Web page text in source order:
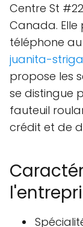
Centre St
Canada.
téléphone au
juanita-
propose les
se distingue
fauteuil
crédit et de